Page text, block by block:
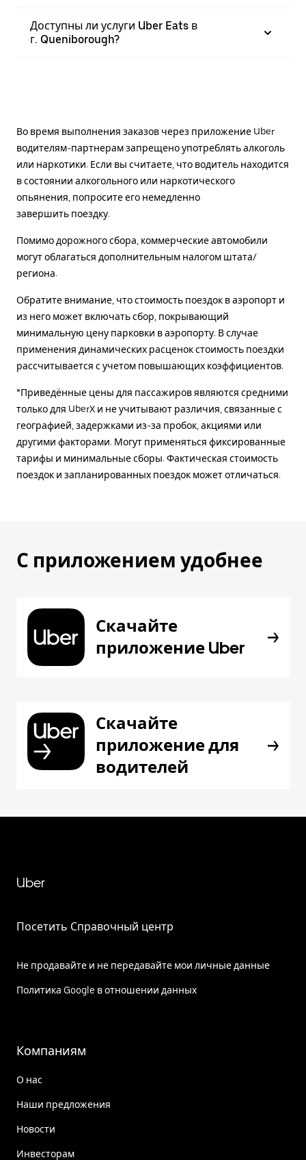
Доступны ли услуги Uber Eats в
г. Queniborough?
Во время выполнения заказов через приложение Uber
водителям-партнерам запрещено употреблять алкоголь
или наркотики. Если вы считаете, что водитель находится
в состоянии алкогольного или наркотического
опьянения, попросите его немедленно
завершить поездку.
Помимо дорожного сбора, коммерческие автомобили
могут облагаться дополнительным налогом штата/
региона.
Обратите внимание, что стоимость поездок в аэропорт и
из него может включать сбор, покрывающий
минимальную цену парковки в аэропорту. В случае
применения динамических расценок стоимость поездки
рассчитывается с учетом повышающих коэффициентов.
*Приведённые цены для пассажиров являются средними
только для UberX и не учитывают различия, связанные с
географией, задержками из-за пробок, акциями или
другими факторами. Могут применяться фиксированные
тарифы и минимальные сборы. Фактическая стоимость
поездок и запланированных поездок может отличаться.
С приложением удобнее
Скачайте
приложение Uber
Скачайте
приложение для
водителей
Uber
Посетить Справочный центр
Не продавайте и не передавайте мои личные данные
Политика Google в отношении данных
Компаниям
О нас
Наши предложения
Новости
Инвесторам